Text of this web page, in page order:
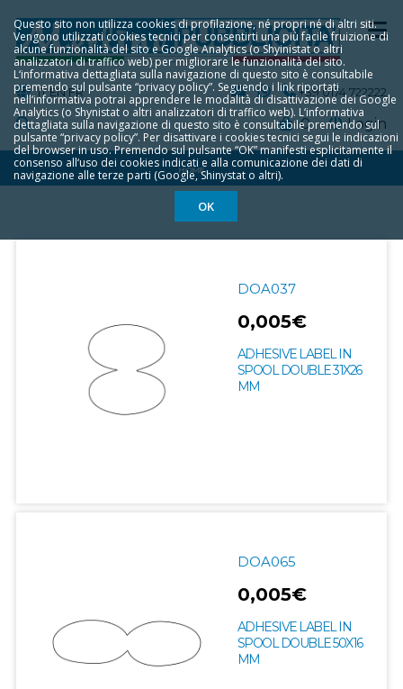
Questo sito non utilizza cookies di profilazione, né propri né di altri siti.
Vengono utilizzati cookies tecnici per consentirti una più facile fruizione di
alcune funzionalità del sito e Google Analytics (o Shyinistat o altri
analizzatori di traffico web) per migliorare le funzionalità del sito.
L‘informativa dettagliata sulla navigazione di questo sito è consultabile
premendo sul pulsante “privacy policy”. Seguendo i link riportati
nell‘informativa potrai apprendere le modalità di disattivazione dei Google
Analytics (o Shynistat o altri analizzatori di traffico web). L‘informativa
dettagliata sulla navigazione di questo sito è consultabile premendo sul
pulsante “privacy policy”. Per disattivare i cookies tecnici segui le indicazioni
del browser in uso. Premendo sul pulsante “OK” manifesti esplicitamente il
consenso all‘uso dei cookies indicati e alla comunicazione dei dati di
navigazione alle terze parti (Google, Shinystat o altri).
OK
IT EN FR +39 0174 722222
Login
0
HOME
DOA037
0,005€
ADHESIVE LABEL IN
SPOOL DOUBLE 31X26
MM
DOA065
0,005€
ADHESIVE LABEL IN
SPOOL DOUBLE 50X16
MM